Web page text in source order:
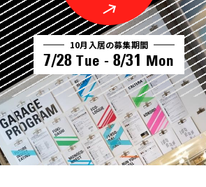
10月入居の募集期間
7/28 Tue - 8/31 Mon